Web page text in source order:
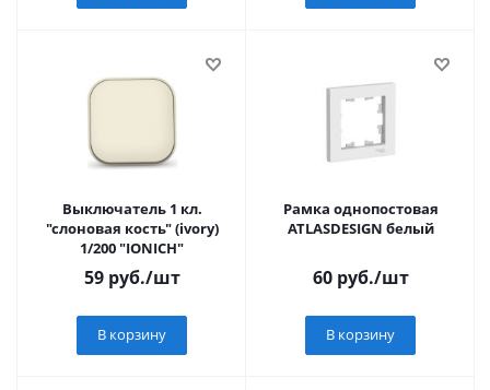
Выключатель 1 кл.
"слоновая кость" (ivory)
1/200 "IONICH"
59руб./шт
В корзину
Рамка однопостовая
ATLASDESIGN белый
60руб./шт
В корзину